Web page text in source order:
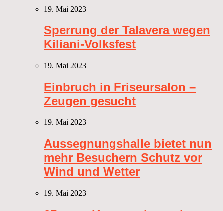
19. Mai 2023
Sperrung der Talavera wegen
Kiliani-Volksfest
19. Mai 2023
Einbruch in Friseursalon –
Zeugen gesucht
19. Mai 2023
Aussegnungshalle bietet nun
mehr Besuchern Schutz vor
Wind und Wetter
19. Mai 2023